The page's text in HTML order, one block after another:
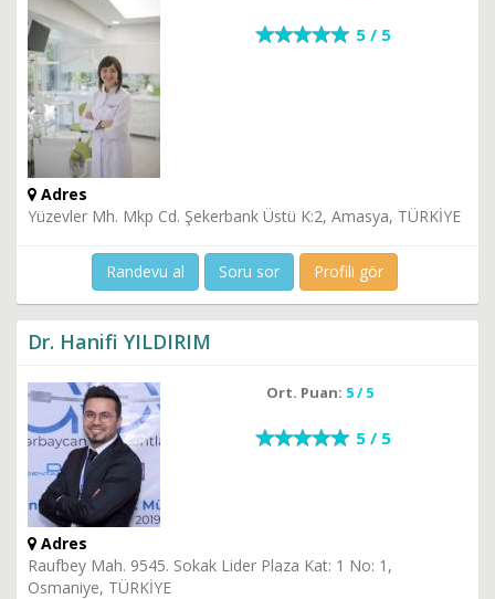
5 / 5
Adres
Yüzevler Mh. Mkp Cd. Şekerbank Üstü K:2, Amasya, TÜRKİYE
Randevu al Soru sor Profili gör
Dr. Hanifi YILDIRIM
Ort. Puan: 5 / 5
5 / 5
Adres
Raufbey Mah. 9545. Sokak Lider Plaza Kat: 1 No: 1,
Osmaniye, TÜRKİYE